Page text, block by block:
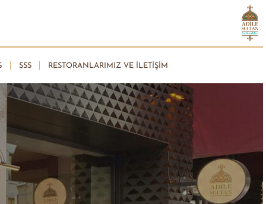
SSS RESTORANLARIMIZ VE İLETIŞIM